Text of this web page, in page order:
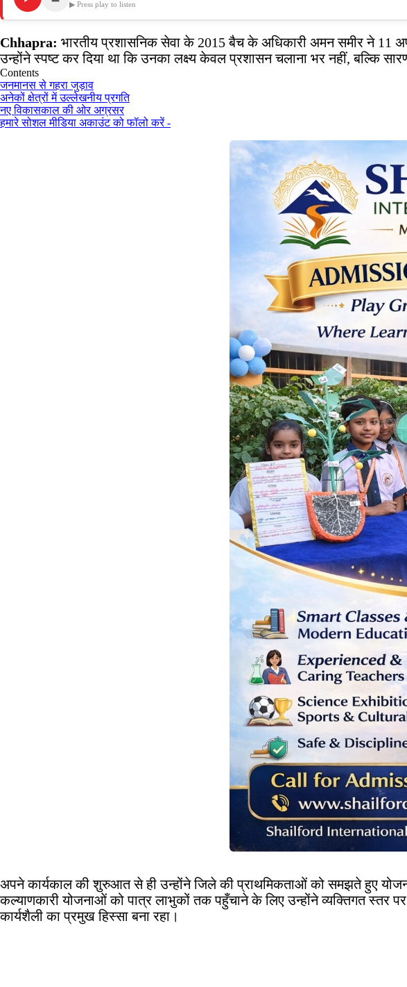
▶ Press play to listen
Chhapra: भारतीय प्रशासनिक सेवा के 2015 बैच के अधिकारी अमन समीर ने 11
उन्होंने स्पष्ट कर दिया था कि उनका लक्ष्य केवल प्रशासन चलाना भर नहीं, बल्कि
Contents
जनमानस से गहरा जुड़ाव
अनेकों क्षेत्रों में उल्लेखनीय प्रगति
नए विकासकाल की ओर अग्रसर
हमारे सोशल मीडिया अकाउंट को फॉलो करें -
अपने कार्यकाल की शुरुआत से ही उन्होंने जिले की प्राथमिकताओं को समझते हुए
कल्याणकारी योजनाओं को पात्र लाभुकों तक पहुँचाने के लिए उन्होंने व्यक्तिगत स्तर
कार्यशैली का प्रमुख हिस्सा बना रहा।